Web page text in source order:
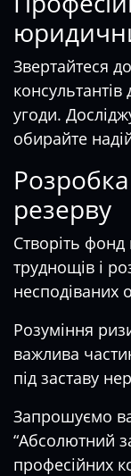
Звертайтеся
консультантів
угоди.
обирайте
резерву
Створіть
труднощів і
несподіваних
Розуміння
важлива
під заставу
Запрошуємо
“Абсолютний
професійних